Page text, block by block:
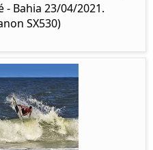
- Bahia 23/04/2021.
SX530)